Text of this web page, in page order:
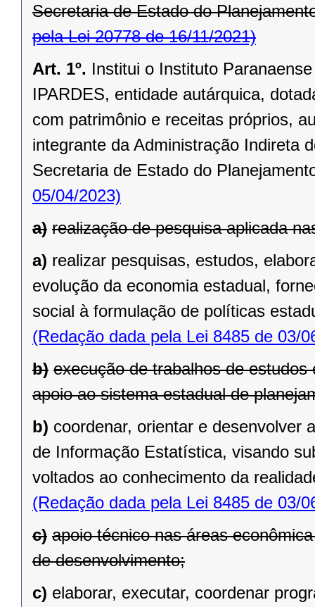
Secretaria de Estado do
pela Lei 20778 de 16/11/2021)
Art. 1º. Institui o Instituto
IPARDES, entidade autárquica,
com patrimônio e receitas próprios,
integrante da Administração Indireta
Secretaria de Estado do
05/04/2023)
a) realização de pesquisa aplicada
a) realizar pesquisas, estudos,
evolução da economia estadual,
social à formulação de políticas
(Redação dada pela Lei 8485 de 03/
b) execução de trabalhos de
apoio ao sistema estadual de
b) coordenar, orientar e desenvolver
de Informação Estatística, visando
voltados ao conhecimento da
(Redação dada pela Lei 8485 de 03/
c) apoio técnico nas áreas
de desenvolvimento;
c) elaborar, executar, coordenar